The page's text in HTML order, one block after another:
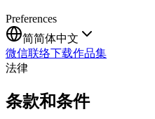
Preferences
简简体中文
微信联络下载作品集
法律
条款和条件